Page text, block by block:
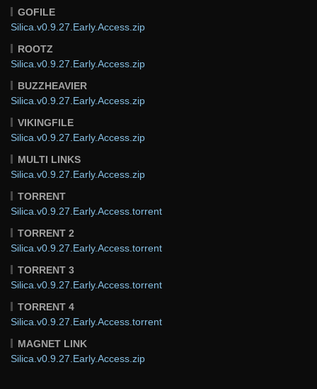
GOFILE
Silica.v0.9.27.Early.Access.zip
ROOTZ
Silica.v0.9.27.Early.Access.zip
BUZZHEAVIER
Silica.v0.9.27.Early.Access.zip
VIKINGFILE
Silica.v0.9.27.Early.Access.zip
MULTI LINKS
Silica.v0.9.27.Early.Access.zip
TORRENT
Silica.v0.9.27.Early.Access.torrent
TORRENT 2
Silica.v0.9.27.Early.Access.torrent
TORRENT 3
Silica.v0.9.27.Early.Access.torrent
TORRENT 4
Silica.v0.9.27.Early.Access.torrent
MAGNET LINK
Silica.v0.9.27.Early.Access.zip